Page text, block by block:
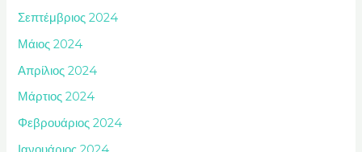
Σεπτέμβριος 2024
Μάιος 2024
Απρίλιος 2024
Μάρτιος 2024
Φεβρουάριος 2024